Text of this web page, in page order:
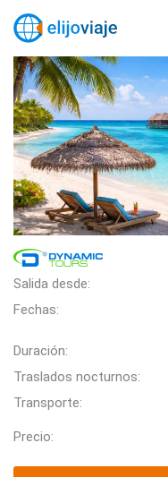
Salida desde:
Fechas:
Duración:
Traslados nocturnos:
Transporte:
Precio: